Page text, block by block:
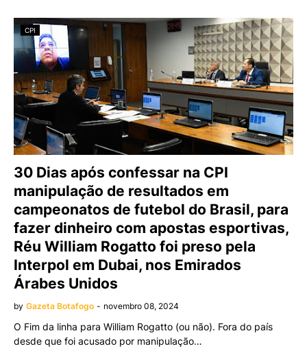
CPI
30 Dias após confessar na CPI
manipulação de resultados em
campeonatos de futebol do Brasil, para
fazer dinheiro com apostas esportivas,
Réu William Rogatto foi preso pela
Interpol em Dubai, nos Emirados
Árabes Unidos
by Gazeta Botafogo - novembro 08, 2024
O Fim da linha para William Rogatto (ou não). Fora do país
desde que foi acusado por manipulação…